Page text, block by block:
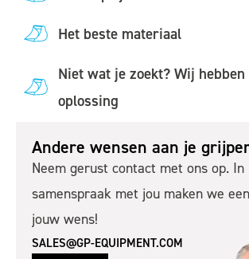
Het beste materiaal
Niet wat je zoekt? Wij hebben
oplossing
Andere wensen aan je
Neem gerust contact met ons op. In
samenspraak met jou maken we
jouw wens!
SALES@GP-EQUIPMENT.COM